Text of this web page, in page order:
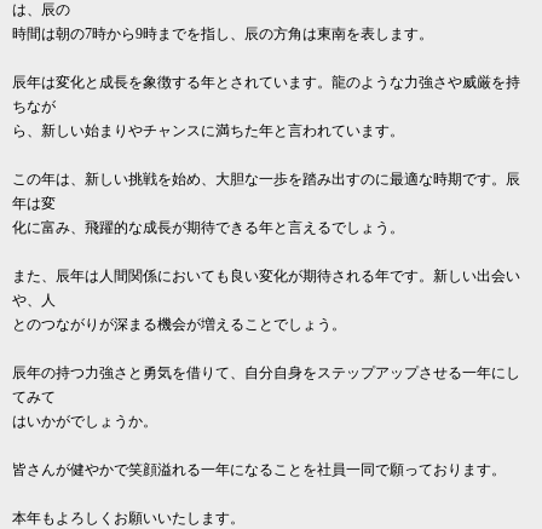
は、辰の
時間は朝の7時から9時までを指し、辰の方角は東南を表します。
辰年は変化と成長を象徴する年とされています。龍のような力強さや威厳を持
ちなが
ら、新しい始まりやチャンスに満ちた年と言われています。
この年は、新しい挑戦を始め、大胆な一歩を踏み出すのに最適な時期です。辰
年は変
化に富み、飛躍的な成長が期待できる年と言えるでしょう。
また、辰年は人間関係においても良い変化が期待される年です。新しい出会い
や、人
とのつながりが深まる機会が増えることでしょう。
辰年の持つ力強さと勇気を借りて、自分自身をステップアップさせる一年にし
てみて
はいかがでしょうか。
皆さんが健やかで笑顔溢れる一年になることを社員一同で願っております。
本年もよろしくお願いいたします。